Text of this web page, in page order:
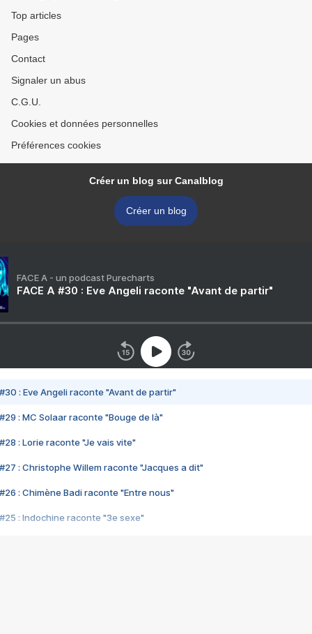
Top articles
Pages
Contact
Signaler un abus
C.G.U.
Cookies et données personnelles
Préférences cookies
Créer un blog sur Canalblog
Créer un blog
FACE A - un podcast Purecharts
FACE A #30 : Eve Angeli raconte "Avant de partir"
#30 : Eve Angeli raconte "Avant de partir"
#29 : MC Solaar raconte "Bouge de là"
#28 : Lorie raconte "Je vais vite"
#27 : Christophe Willem raconte "Jacques a dit"
#26 : Chimène Badi raconte "Entre nous"
#25 : Indochine raconte "3e sexe"